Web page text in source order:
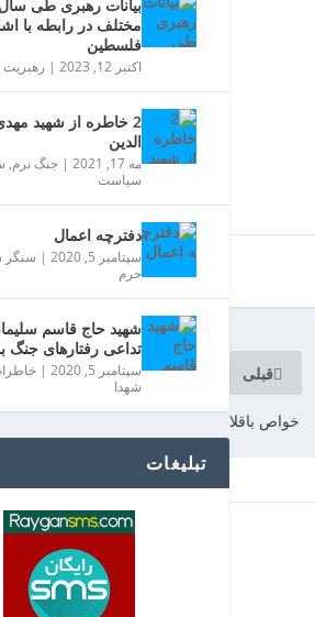
قبلی
خواص باقلا
بیانات رهبری طی
مختلف در رابطه با
فلسطین
اکتبر 12, 2023 | رهبریت
2 خاطره از شهید
الدین
مه 17, 2021 |جنگ نرم,
سیاست
دفترچه اعمال
سپتامبر 5, 2020 | سنگر
حرم
شهید حاج قاسم
تداعی رفتارهای جنگ
سپتامبر 5, 2020 |
شهدا
تبلیغات